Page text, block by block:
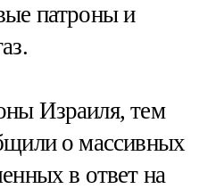
патроны и
Израиля, тем
о массивных
в ответ на